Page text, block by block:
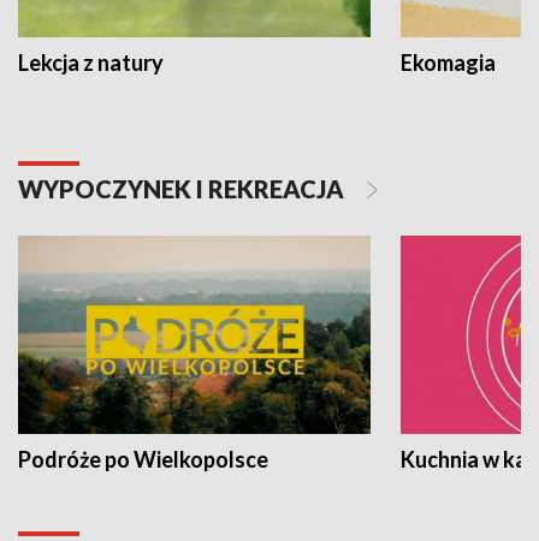
Lekcja z natury Ekomagia
WYPOCZYNEK I REKREACJA
Podróże po Wielkopolsce Kuchnia w